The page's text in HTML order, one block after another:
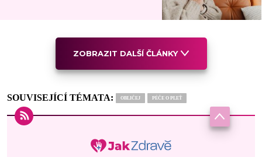
ZOBRAZIT DALŠÍ ČLÁNKY
SOUVISEJÍCÍ TÉMATA: OBLIČEJ PÉČE O PLEŤ